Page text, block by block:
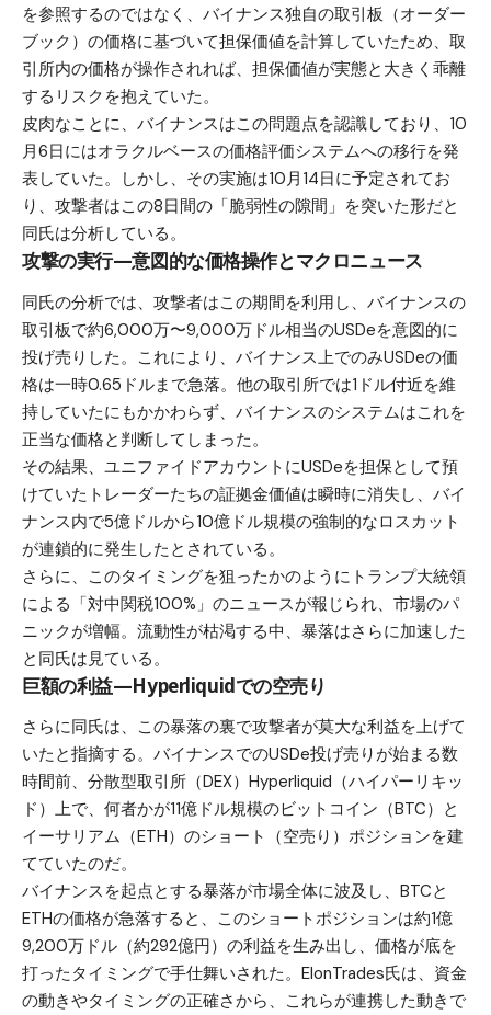
を参照するのではなく、バイナンス独自の取引板（オーダー
ブック）の価格に基づいて担保価値を計算していたため、取
引所内の価格が操作されれば、担保価値が実態と大きく乖離
するリスクを抱えていた。
皮肉なことに、バイナンスはこの問題点を認識しており、10
月6日にはオラクルベースの価格評価システムへの移行を発
表していた。しかし、その実施は10月14日に予定されてお
り、攻撃者はこの8日間の「脆弱性の隙間」を突いた形だと
同氏は分析している。
攻撃の実行—意図的な価格操作とマクロニュース
同氏の分析では、攻撃者はこの期間を利用し、バイナンスの
取引板で約6,000万〜9,000万ドル相当のUSDeを意図的に
投げ売りした。これにより、バイナンス上でのみUSDeの価
格は一時0.65ドルまで急落。他の取引所では1ドル付近を維
持していたにもかかわらず、バイナンスのシステムはこれを
正当な価格と判断してしまった。
その結果、ユニファイドアカウントにUSDeを担保として預
けていたトレーダーたちの証拠金価値は瞬時に消失し、バイ
ナンス内で5億ドルから10億ドル規模の強制的なロスカット
が連鎖的に発生したとされている。
さらに、このタイミングを狙ったかのようにトランプ大統領
による「対中関税100%」のニュースが報じられ、市場のパ
ニックが増幅。流動性が枯渇する中、暴落はさらに加速した
と同氏は見ている。
巨額の利益—Hyperliquidでの空売り
さらに同氏は、この暴落の裏で攻撃者が莫大な利益を上げて
いたと指摘する。バイナンスでのUSDe投げ売りが始まる数
時間前、分散型取引所（DEX） Hyperliquid（ハイパーリキッ
ド） 上で、何者かが11億ドル規模のビットコイン（BTC） と
イーサリアム（ETH） のショート（空売り）ポジションを建
てていたのだ。
バイナンスを起点とする暴落が市場全体に波及し、BTCと
ETHの価格が急落すると、このショートポジションは約1億
9,200万ドル（約292億円）の利益を生み出し、価格が底を
打ったタイミングで手仕舞いされた。ElonTrades氏は、資金
の動きやタイミングの正確さから、これらが連携した動きで